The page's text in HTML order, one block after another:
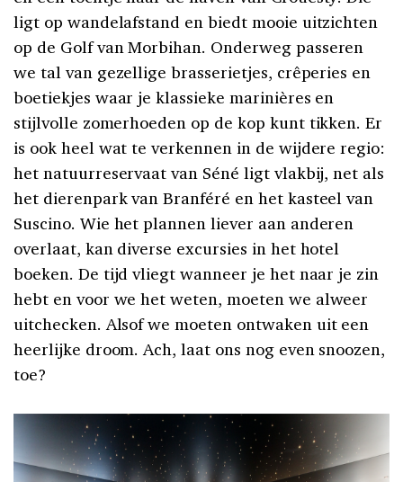
ligt op wandelafstand en biedt mooie uitzichten
op de Golf van Morbihan. Onderweg passeren
we tal van gezellige brasserietjes, crêperies en
boetiekjes waar je klassieke marinières en
stijlvolle zomerhoeden op de kop kunt tikken. Er
is ook heel wat te verkennen in de wijdere regio:
het natuurreservaat van Séné ligt vlakbij, net als
het dierenpark van Branféré en het kasteel van
Suscino. Wie het plannen liever aan anderen
overlaat, kan diverse excursies in het hotel
boeken. De tijd vliegt wanneer je het naar je zin
hebt en voor we het weten, moeten we alweer
uitchecken. Alsof we moeten ontwaken uit een
heerlijke droom. Ach, laat ons nog even snoozen,
toe?